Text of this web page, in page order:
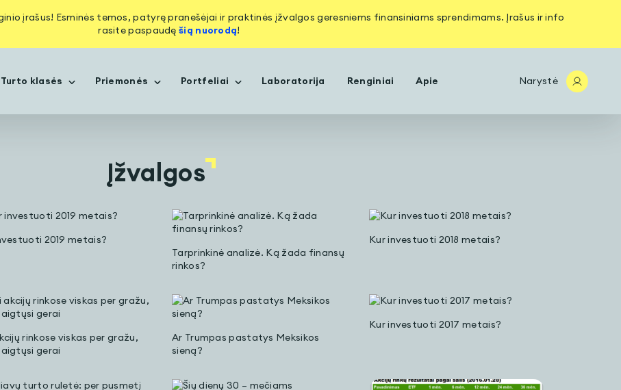
įrašus! Esminės temos, patyrę pranešėjai ir praktinės įžvalgos geresniems finansiniams sprendimams. Įrašus ir info
rasite paspaudęšią nuorodą!
Turto klasės Priemonės Portfeliai Laboratorija Renginiai Apie Narystė
Įžvalgos
2019 metais?
Tarprinkinė analizė. Ką žada finansų
rinkos?
Kur investuoti 2018 metais?
rinkose viskas per gražu,
gerai
Ar Trumpas pastatys Meksikos
sieną?
Kur investuoti 2017 metais?